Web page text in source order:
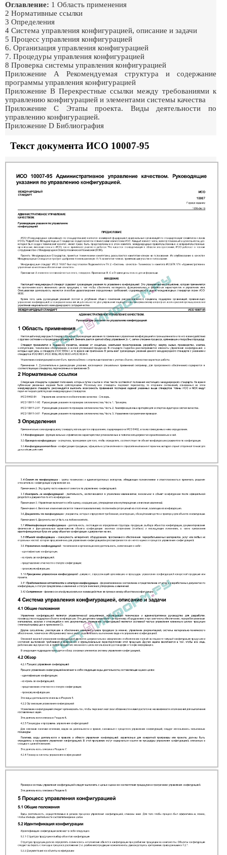
Оглавление: 1 Область применения
2 Нормативные ссылки
3 Определения
4 Система управления конфигурацией, описание и задачи
5 Процесс управления конфигурацией
6. Организация управления конфигурацией
7. Процедуры управления конфигурацией
8 Проверка системы управления конфигурацией
Приложение А Рекомендуемая структура и содержание
программы управления конфигурацией
Приложение В Перекрестные ссылки между требованиями к
управлению конфигурацией и элементами системы качества
Приложение С Этапы проекта. Виды деятельности по
управлению конфигурацией.
Приложение D Библиография
Текст документа ИСО 10007-95